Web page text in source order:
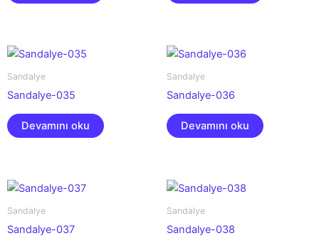
Sandalye
Sandalye-035
Devamını oku
Sandalye
Sandalye-036
Devamını oku
Sandalye
Sandalye-037
Sandalye
Sandalye-038